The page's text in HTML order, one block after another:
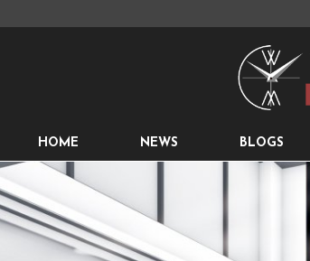
HOME NEWS BLOGS